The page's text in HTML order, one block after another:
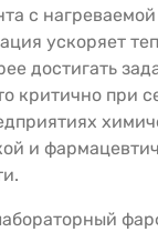
с
ускоряет
достигать
критично при
и